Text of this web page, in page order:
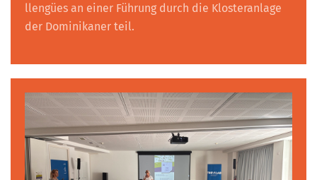
llengües an einer Führung durch die Klosteranlage
der Dominikaner teil.